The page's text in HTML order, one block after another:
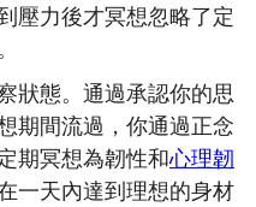
壓力後才冥想忽略了定
狀態。通過承認你的思
期間流過，你通過正念
期冥想為韌性和心理韌
一天內達到理想的身材